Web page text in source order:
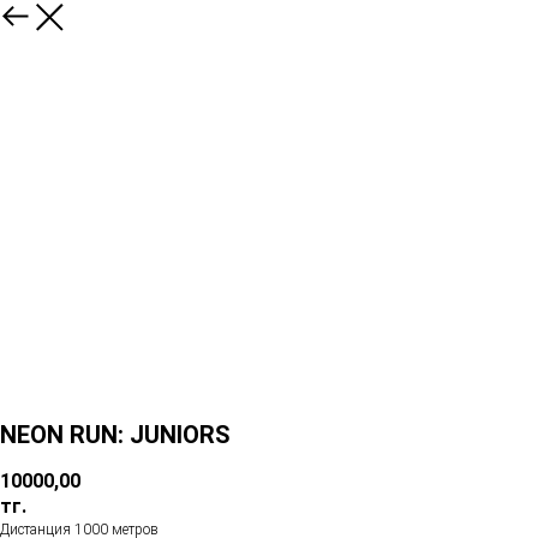
NEON RUN: JUNIORS
10000,00
тг.
Дистанция 1000 метров